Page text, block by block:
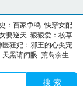
：百家争鸣 快穿女配
要逆天 狠狠爱：校草
医狂妃：邪王的心尖宠
天黑请闭眼 荒岛余生
搜 索